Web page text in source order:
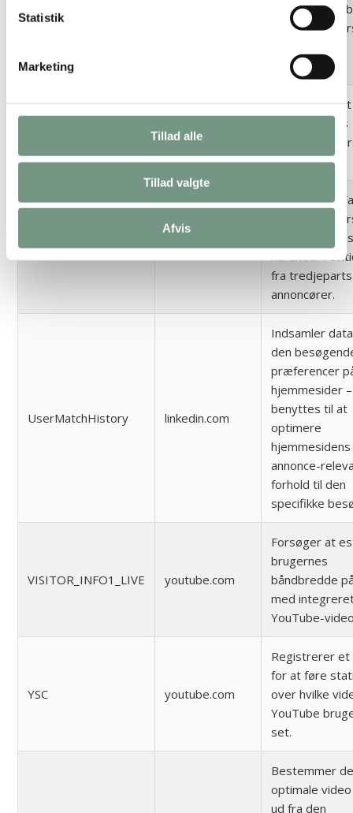
Statistik
Marketing
Tillad alle
Tillad valgte
Afvis
bruger
vidoer på
hjemmesider.
doubleclick.net
Anvendes til
om brugerens
browser
cookies.
tr facebook.com
Anvendes af
til at levere
reklame-
herunder
fra
annoncører.
UserMatchHistory linkedin.com
Indsamler
den
præferencer
hjemmesider –
benyttes til at
optimere
hjemmesidens
annonce-
forhold til den
specifikke
VISITOR_INFO1_LIVE youtube.com
Forsøger at
brugernes
båndbredde
med
YouTube-
YSC youtube.com
Registrerer et
for at føre
over hvilke
YouTube
set.
Bestemmer
optimale
ud fra den